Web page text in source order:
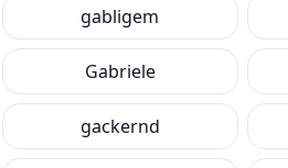
gabligem
Gabriele
gackernd